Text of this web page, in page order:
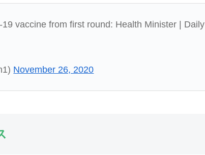
vaccine from first round: Health Minister | Daily
November 26, 2020